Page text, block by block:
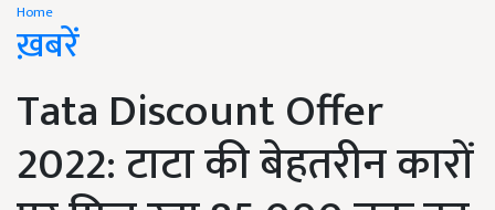
Home
ख़बरें
Tata Discount Offer
2022: टाटा की बेहतरीन कारों